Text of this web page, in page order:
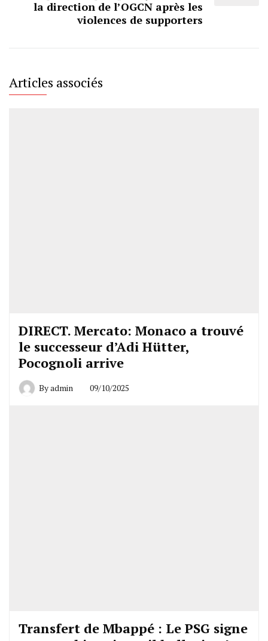
la direction de l’OGCN après les
violences de supporters
Articles associés
DIRECT. Mercato: Monaco a trouvé
le successeur d’Adi Hütter,
Pocognoli arrive
Byadmin 09/10/2025
Transfert de Mbappé : Le PSG signe